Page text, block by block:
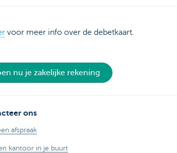
voor meer info over de debetkaart.
nu je zakelijke rekening
ons
afspraak
kantoor in je buurt